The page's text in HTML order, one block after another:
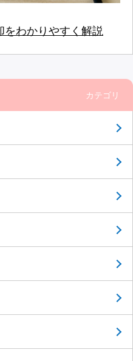
わかりやすく解説
カテゴリ